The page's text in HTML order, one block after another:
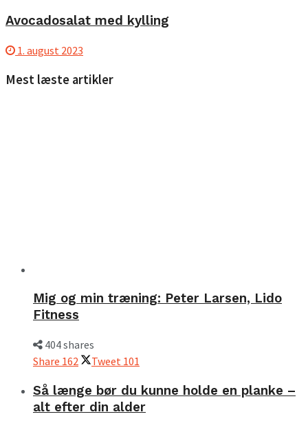
Avocadosalat med kylling
1. august 2023
Mest læste artikler
Mig og min træning: Peter Larsen, Lido
Fitness
404 shares
Share 162 Tweet 101
Så længe bør du kunne holde en planke –
alt efter din alder